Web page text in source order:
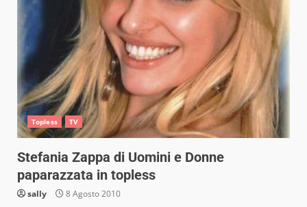
Topless TV
Stefania Zappa di Uomini e Donne
paparazzata in topless
sally 8 Agosto 2010